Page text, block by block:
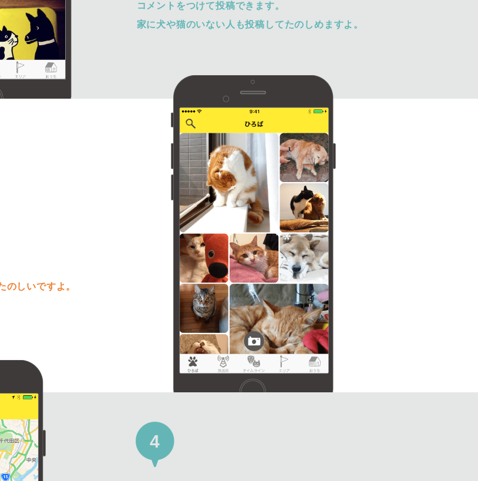
コメントをつけて投稿できます。
家に犬や猫のいない人も投稿してたのしめますよ。
のしいですよ。
4